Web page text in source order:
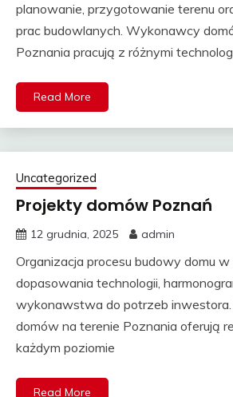
planowanie, przygotowanie terenu
prac budowlanych. Wykonawcy
Poznania pracują z różnymi
Read More
Uncategorized
Projekty domów Poznań
12 grudnia, 2025 admin
Organizacja procesu budowy domu
dopasowania technologii,
wykonawstwa do potrzeb
domów na terenie Poznania oferują
każdym poziomie
Read More